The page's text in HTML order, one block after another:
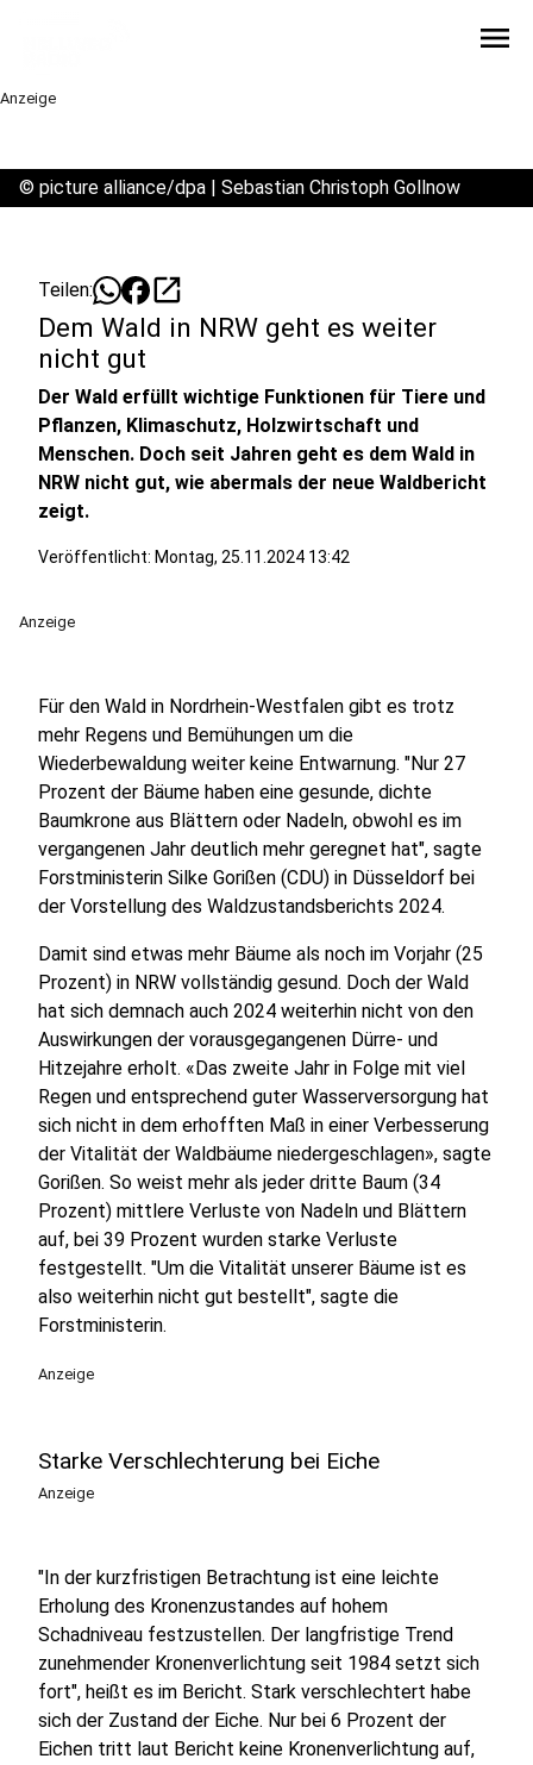
menu
Anzeige
© picture alliance/dpa | Sebastian Christoph Gollnow
Teilen: open_in_new
Dem Wald in NRW geht es weiter
nicht gut
Der Wald erfüllt wichtige Funktionen für Tiere und
Pflanzen, Klimaschutz, Holzwirtschaft und
Menschen. Doch seit Jahren geht es dem Wald in
NRW nicht gut, wie abermals der neue Waldbericht
zeigt.
Veröffentlicht: Montag, 25.11.2024 13:42
Anzeige
Für den Wald in Nordrhein-Westfalen gibt es trotz
mehr Regens und Bemühungen um die
Wiederbewaldung weiter keine Entwarnung. "Nur 27
Prozent der Bäume haben eine gesunde, dichte
Baumkrone aus Blättern oder Nadeln, obwohl es im
vergangenen Jahr deutlich mehr geregnet hat", sagte
Forstministerin Silke Gorißen (CDU) in Düsseldorf bei
der Vorstellung des Waldzustandsberichts 2024.
Damit sind etwas mehr Bäume als noch im Vorjahr (25
Prozent) in NRW vollständig gesund. Doch der Wald
hat sich demnach auch 2024 weiterhin nicht von den
Auswirkungen der vorausgegangenen Dürre- und
Hitzejahre erholt. «Das zweite Jahr in Folge mit viel
Regen und entsprechend guter Wasserversorgung hat
sich nicht in dem erhofften Maß in einer Verbesserung
der Vitalität der Waldbäume niedergeschlagen», sagte
Gorißen. So weist mehr als jeder dritte Baum (34
Prozent) mittlere Verluste von Nadeln und Blättern
auf, bei 39 Prozent wurden starke Verluste
festgestellt. "Um die Vitalität unserer Bäume ist es
also weiterhin nicht gut bestellt", sagte die
Forstministerin.
Anzeige
Starke Verschlechterung bei Eiche
Anzeige
"In der kurzfristigen Betrachtung ist eine leichte
Erholung des Kronenzustandes auf hohem
Schadniveau festzustellen. Der langfristige Trend
zunehmender Kronenverlichtung seit 1984 setzt sich
fort", heißt es im Bericht. Stark verschlechtert habe
sich der Zustand der Eiche. Nur bei 6 Prozent der
Eichen tritt laut Bericht keine Kronenverlichtung auf,